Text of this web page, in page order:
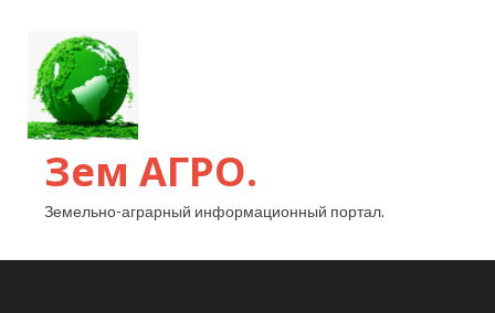
Зем АГРО.
Земельно-аграрный информационный портал.